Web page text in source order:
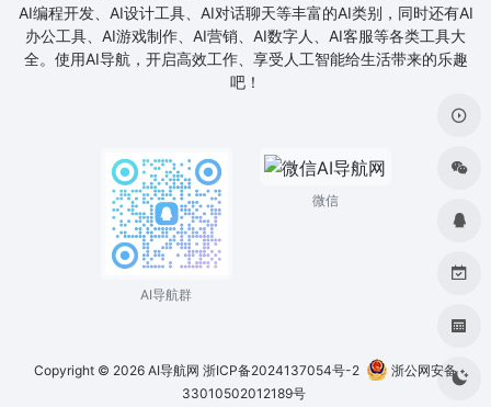
AI编程开发、AI设计工具、AI对话聊天等丰富的AI类别，同时还有AI
办公工具、AI游戏制作、AI营销、AI数字人、AI客服等各类工具大
全。使用AI导航，开启高效工作、享受人工智能给生活带来的乐趣
吧！
AI导航群
微信
Copyright © 2026 AI导航网 浙ICP备2024137054号-2
浙公网安备
33010502012189号